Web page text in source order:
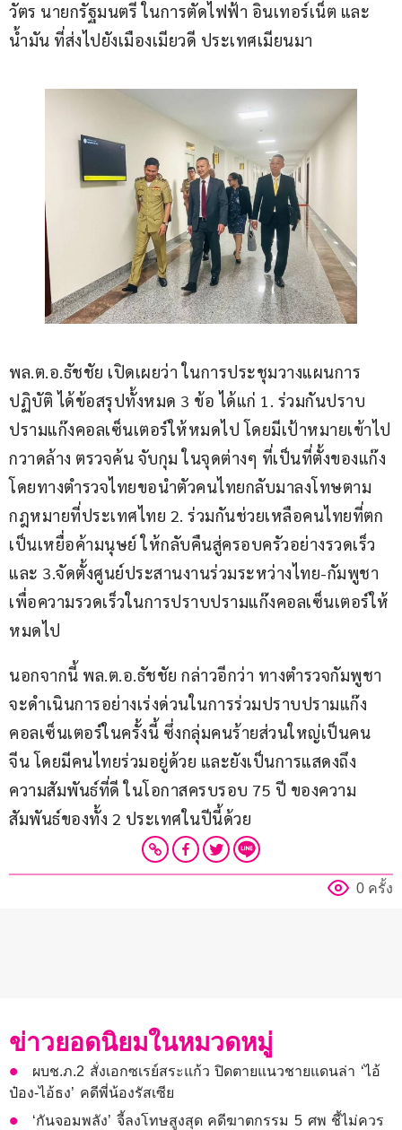
วัตร นายกรัฐมนตรี ในการตัดไฟฟ้า อินเทอร์เน็ต และ
น้ำมัน ที่ส่งไปยังเมืองเมียวดี ประเทศเมียนมา
พล.ต.อ.ธัชชัย เปิดเผยว่า ในการประชุมวางแผนการ
ปฏิบัติ ได้ข้อสรุปทั้งหมด 3 ข้อ ได้แก่ 1. ร่วมกันปราบ
ปรามแก๊งคอลเซ็นเตอร์ให้หมดไป โดยมีเป้าหมายเข้าไป
กวาดล้าง ตรวจค้น จับกุม ในจุดต่างๆ ที่เป็นที่ตั้งของแก๊ง
โดยทางตำรวจไทยขอนำตัวคนไทยกลับมาลงโทษตาม
กฎหมายที่ประเทศไทย 2. ร่วมกันช่วยเหลือคนไทยที่ตก
เป็นเหยื่อค้ามนุษย์ ให้กลับคืนสู่ครอบครัวอย่างรวดเร็ว
และ 3.จัดตั้งศูนย์ประสานงานร่วมระหว่างไทย-กัมพูชา
เพื่อความรวดเร็วในการปราบปรามแก๊งคอลเซ็นเตอร์ให้
หมดไป
นอกจากนี้ พล.ต.อ.ธัชชัย กล่าวอีกว่า ทางตำรวจกัมพูชา
จะดำเนินการอย่างเร่งด่วนในการร่วมปราบปรามแก๊ง
คอลเซ็นเตอร์ในครั้งนี้ ซึ่งกลุ่มคนร้ายส่วนใหญ่เป็นคน
จีน โดยมีคนไทยร่วมอยู่ด้วย และยังเป็นการแสดงถึง
ความสัมพันธ์ที่ดี ในโอกาสครบรอบ 75 ปี ของความ
สัมพันธ์ของทั้ง 2 ประเทศในปีนี้ด้วย
0 ครั้ง
ข่าวยอดนิยมในหมวดหมู่
ผบช.ภ.2 สั่งเอกซเรย์สระแก้ว ปิดตายแนวชายแดนล่า ‘ไอ้
ป๋อง-ไอ้ธง’ คดีพี่น้องรัสเซีย
‘กันจอมพลัง’ จี้ลงโทษสูงสุด คดีฆาตกรรม 5 ศพ ชี้ไม่ควร